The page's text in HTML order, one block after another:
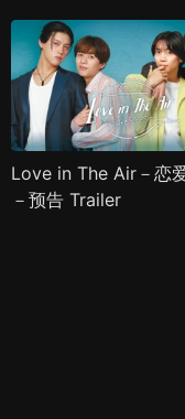
Love in The Air－恋
－预告 Trailer